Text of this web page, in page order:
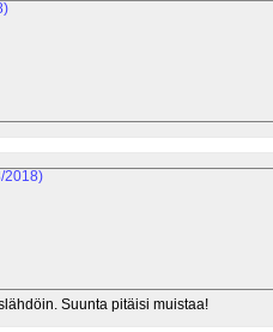
Suunta pitäisi muistaa!